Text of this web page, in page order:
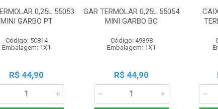
0,25L 55053
MINI GARBO PT
Código: 50814
Embalagem: 1X1
R$ 44,90
GAR TERMOLAR 0,25L 55054
MINI GARBO BC
Código: 49398
Embalagem: 1X1
R$ 44,90